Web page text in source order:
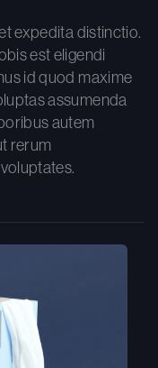
expedita distinctio.
est eligendi
id quod maxime
assumenda
autem
rerum